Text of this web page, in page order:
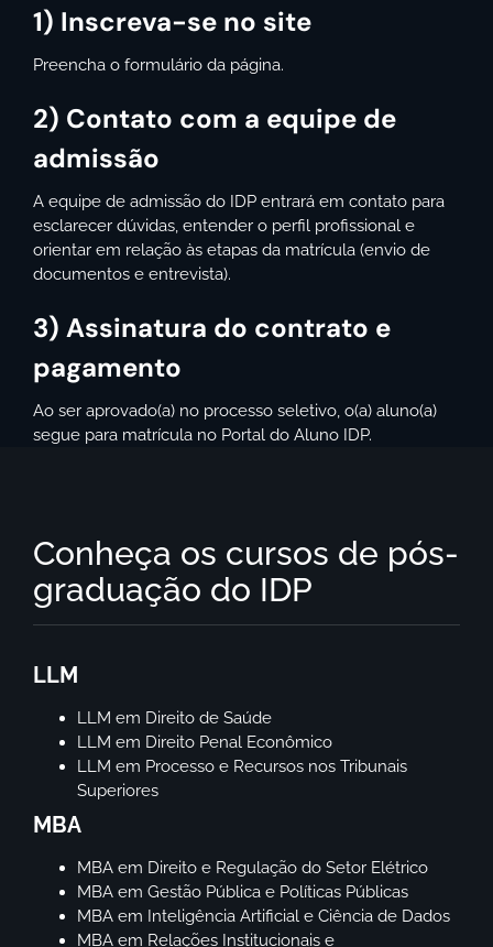
1) Inscreva-se no site
Preencha o formulário da página.
2) Contato com a equipe de
admissão
A equipe de admissão do IDP entrará em contato para
esclarecer dúvidas, entender o perfil profissional e
orientar em relação às etapas da matrícula (envio de
documentos e entrevista).
3) Assinatura do contrato e
pagamento
Ao ser aprovado(a) no processo seletivo, o(a) aluno(a)
segue para matrícula no Portal do Aluno IDP.
Conheça os cursos de pós-
graduação do IDP
LLM
LLM em Direito de Saúde
LLM em Direito Penal Econômico
LLM em Processo e Recursos nos Tribunais
Superiores
MBA
MBA em Direito e Regulação do Setor Elétrico
MBA em Gestão Pública e Políticas Públicas
MBA em Inteligência Artificial e Ciência de Dados
MBA em Relações Institucionais e